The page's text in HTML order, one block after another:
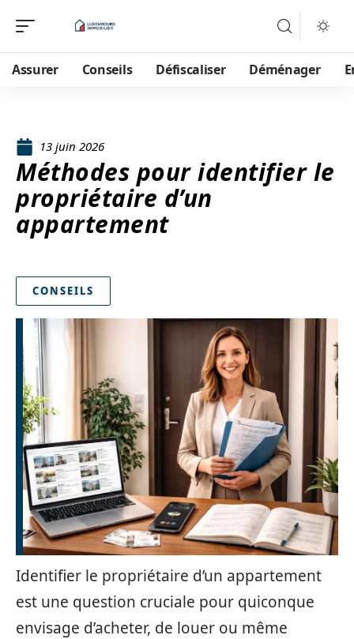
Assurer Conseils Défiscaliser Déménager
13 juin 2026
Méthodes pour identifier le
propriétaire d’un
appartement
CONSEILS
Identifier le propriétaire d’un appartement
est une question cruciale pour quiconque
envisage d’acheter, de louer ou même